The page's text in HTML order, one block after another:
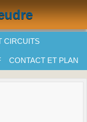
CIRCUITS
CONTACT ET PLAN